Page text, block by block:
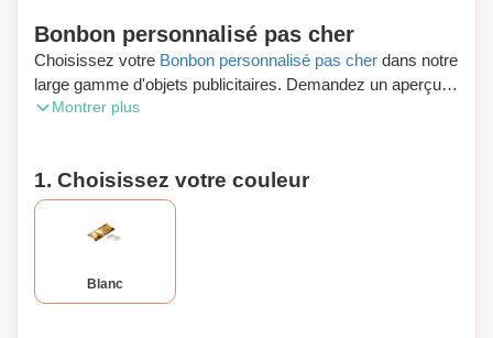
production : environ 2 semaines. Quantité minimale de
commande : 1000 pièces.
Bonbon personnalisé pas cher
Choisissez votre Bonbon personnalisé pas cher dans notre
large gamme d'objets publicitaires. Demandez un aperçu
numérique gratuit et profitez de la livraison gratuite de votre
À la recherche de produits personnalisés originaux en
Belgique ? La firme wallonne Zaprinta vous sert partout en
Belgique. Consultez notre assortiment de 30.000
Flandre et à Bruxelles. Besoin de d'informations ? Prenez
contact avec nos spécialistes. Ils répondront à toutes vos
Montrer plus
1. Choisissez votre couleur
Blanc